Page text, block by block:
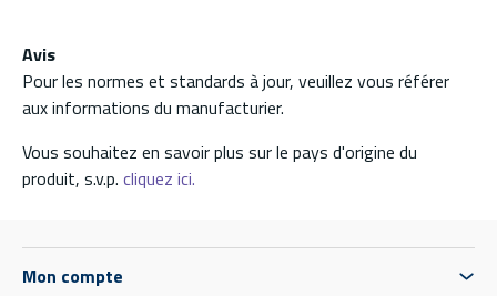
Avis
Pour les normes et standards à jour, veuillez vous référer
aux informations du manufacturier.
Vous souhaitez en savoir plus sur le pays d'origine du
produit, s.v.p. cliquez ici.
Mon compte